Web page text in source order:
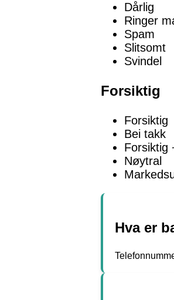
Dårlig
Ringer
Spam
Slitsomt
Svindel
Forsiktig
Forsiktig
Bei takk
Forsiktig
Nøytral
Hva er